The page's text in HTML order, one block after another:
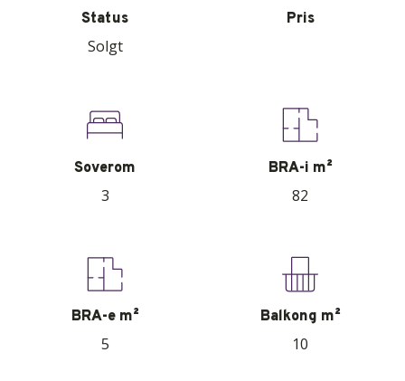
Status
Solgt
Pris
Soverom
3
BRA-i m²
82
BRA-e m²
5
Balkong m²
10